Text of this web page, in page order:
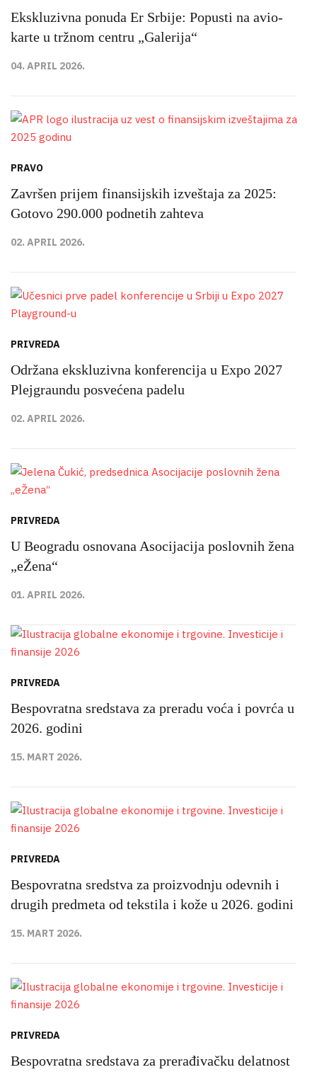
Ekskluzivna ponuda Er Srbije: Popusti na avio-
karte u tržnom centru „Galerija“
04. APRIL 2026.
PRAVO
Završen prijem finansijskih izveštaja za 2025:
Gotovo 290.000 podnetih zahteva
02. APRIL 2026.
PRIVREDA
Održana ekskluzivna konferencija u Expo 2027
Plejgraundu posvećena padelu
02. APRIL 2026.
PRIVREDA
U Beogradu osnovana Asocijacija poslovnih žena
„eŽena“
01. APRIL 2026.
PRIVREDA
Bespovratna sredstava za preradu voća i povrća u
2026. godini
15. MART 2026.
PRIVREDA
Bespovratna sredstva za proizvodnju odevnih i
drugih predmeta od tekstila i kože u 2026. godini
15. MART 2026.
PRIVREDA
Bespovratna sredstava za prerađivačku delatnost